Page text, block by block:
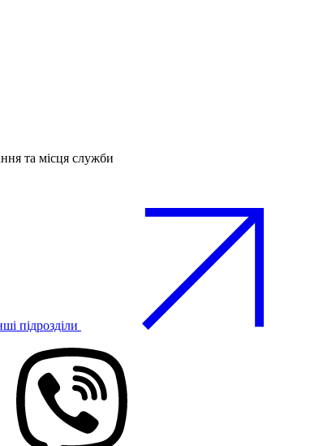
та місця служби
підрозділи